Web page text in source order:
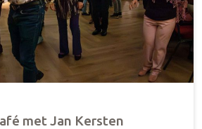
met Jan Kersten